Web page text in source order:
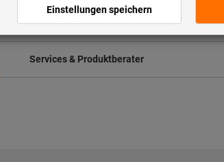
Services & Produktberater